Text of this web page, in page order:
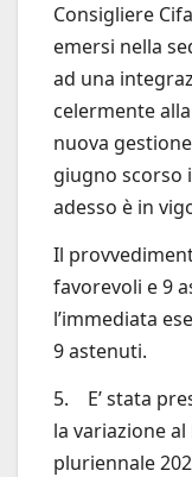
Consigliere
emersi nella
ad una
celermente
nuova
giugno scorso
adesso è in
Il
favorevoli e 9
l’immediata
9 astenuti.
5. E’ stata
la variazione
pluriennale